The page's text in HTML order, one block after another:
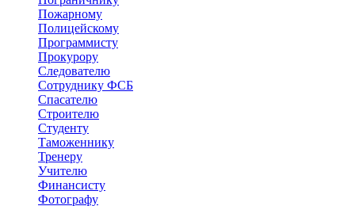
Пожарному
Полицейскому
Программисту
Прокурору
Следователю
Сотруднику ФСБ
Спасателю
Строителю
Студенту
Таможеннику
Тренеру
Учителю
Финансисту
Фотографу